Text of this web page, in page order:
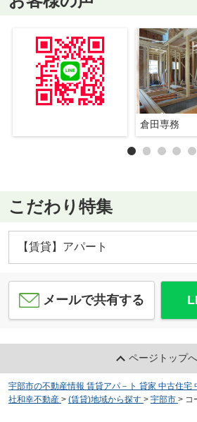
倉田専務
こだわり特集
【賃貸】アパート
メールで共有する
ページトップへ
宇部市の不動産情報 賃貸アパ－ト 貸家 中古住宅
社和幸不動産 > (賃貸)地域から探す > 宇部市 > コ